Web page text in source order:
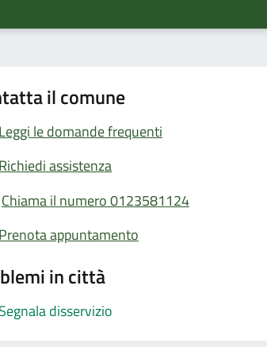
il comune
Leggi le domande frequenti
Richiedi assistenza
Chiama il numero 0123581124
Prenota appuntamento
in città
Segnala disservizio